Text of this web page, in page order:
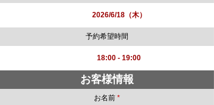
2026/6/18（木）
予約希望時間
18:00 - 19:00
お客様情報
お名前 *